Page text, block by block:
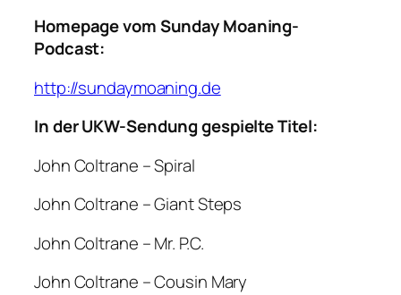
Homepage vom Sunday Moaning-
Podcast:
http://sundaymoaning.de
In der UKW-Sendung gespielte Titel:
John Coltrane – Spiral
John Coltrane – Giant Steps
John Coltrane – Mr. P.C.
John Coltrane – Cousin Mary